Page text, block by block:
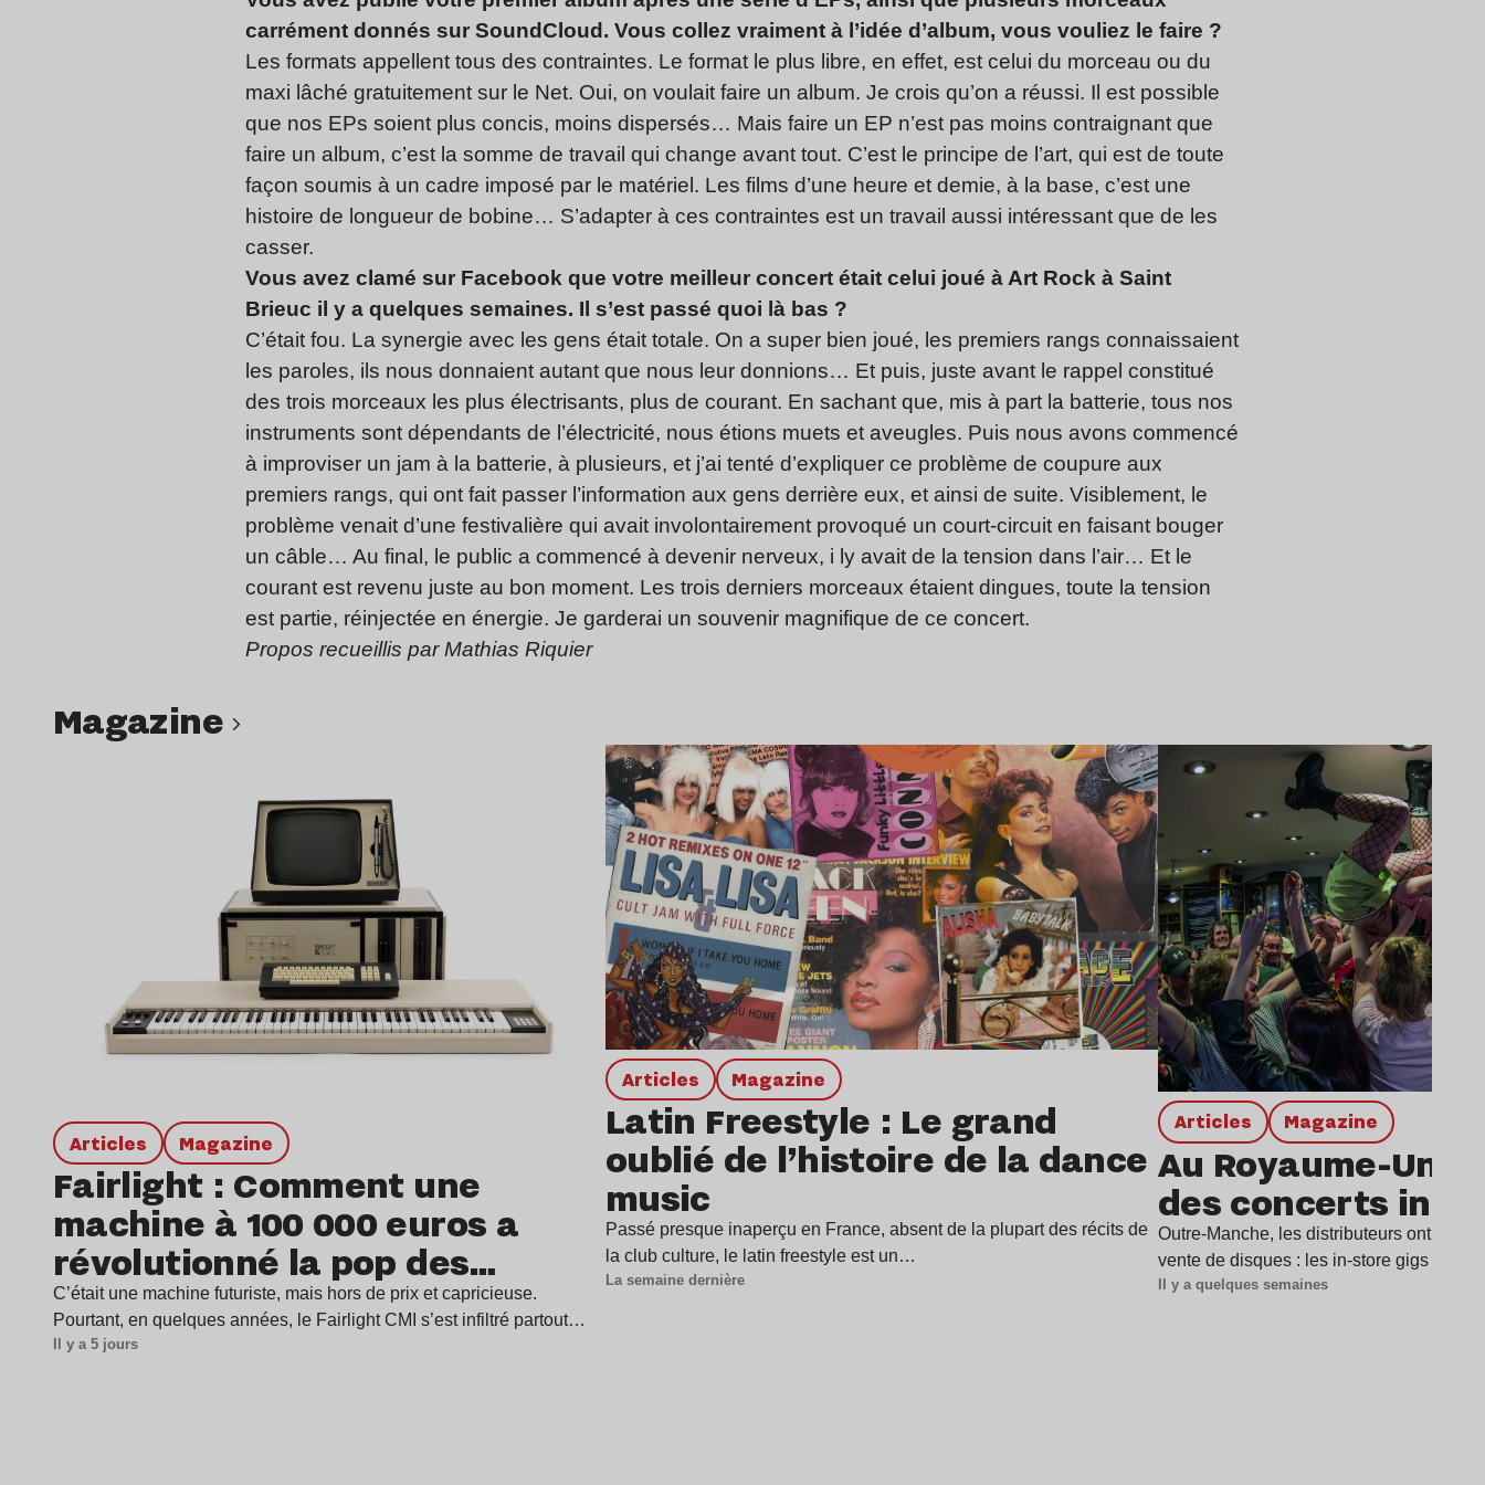
carrément donnés sur SoundCloud. Vous collez vraiment à l’idée d’album, vous vouliez le faire ?
Les formats appellent tous des contraintes. Le format le plus libre, en effet, est celui du morceau ou du
maxi lâché gratuitement sur le Net. Oui, on voulait faire un album. Je crois qu’on a réussi. Il est possible
que nos EPs soient plus concis, moins dispersés… Mais faire un EP n’est pas moins contraignant que
faire un album, c’est la somme de travail qui change avant tout. C’est le principe de l’art, qui est de toute
façon soumis à un cadre imposé par le matériel. Les films d’une heure et demie, à la base, c’est une
histoire de longueur de bobine… S’adapter à ces contraintes est un travail aussi intéressant que de les
casser.
Vous avez clamé sur Facebook que votre meilleur concert était celui joué à Art Rock à Saint
Brieuc il y a quelques semaines. Il s’est passé quoi là bas ?
C’était fou. La synergie avec les gens était totale. On a super bien joué, les premiers rangs connaissaient
les paroles, ils nous donnaient autant que nous leur donnions… Et puis, juste avant le rappel constitué
des trois morceaux les plus électrisants, plus de courant. En sachant que, mis à part la batterie, tous nos
instruments sont dépendants de l’électricité, nous étions muets et aveugles. Puis nous avons commencé
à improviser un jam à la batterie, à plusieurs, et j’ai tenté d’expliquer ce problème de coupure aux
premiers rangs, qui ont fait passer l’information aux gens derrière eux, et ainsi de suite. Visiblement, le
problème venait d’une festivalière qui avait involontairement provoqué un court-circuit en faisant bouger
un câble… Au final, le public a commencé à devenir nerveux, i ly avait de la tension dans l’air… Et le
courant est revenu juste au bon moment. Les trois derniers morceaux étaient dingues, toute la tension
est partie, réinjectée en énergie. Je garderai un souvenir magnifique de ce concert.
Propos recueillis par Mathias Riquier
magazine
Articles magazine
Fairlight : Comment une
machine à 100 000 euros a
révolutionné la pop des
années 1980 ?
C’était une machine futuriste, mais hors de prix et capricieuse.
Pourtant, en quelques années, le Fairlight CMI s’est infiltré partout…
Il y a 5 jours
Articles magazine
Latin Freestyle : Le grand
oublié de l’histoire de la dance
music
Passé presque inaperçu en France, absent de la plupart des récits de
la club culture, le latin freestyle est un…
La semaine dernière
Articles magazine
Au Royaume-Uni,
des concerts in-
Outre-Manche, les distributeurs ont
vente de disques : les in-store gigs (ou «
Il y a quelques semaines
Lire l’article Lire l’article